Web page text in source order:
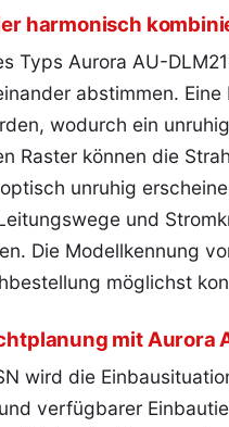
harmonisch
Typs Aurora AU-
abstimmen.
wodurch ein
Raster können die
unruhig
und
Die Modellkennung
möglichst
mit Aurora
wird die
verfügbarer